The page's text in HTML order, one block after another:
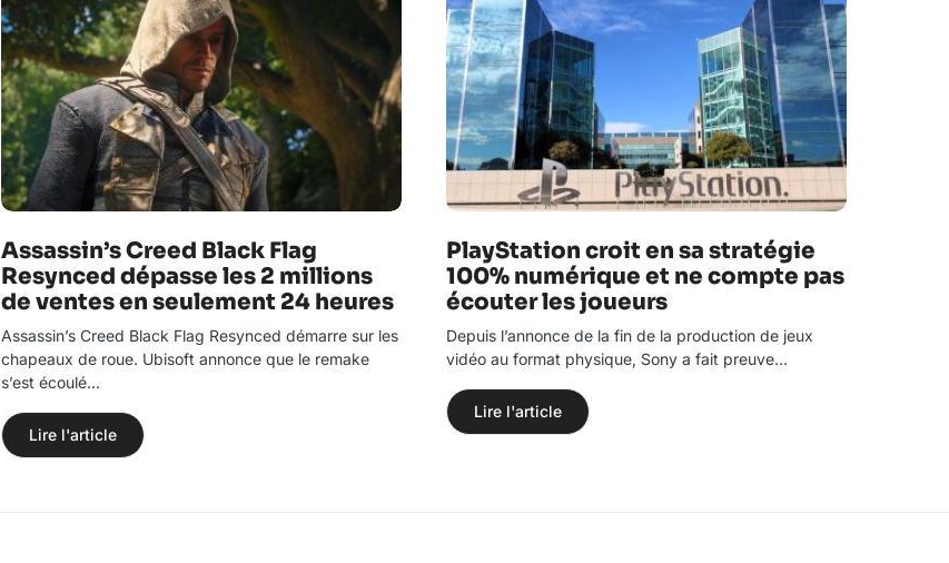
Assassin’s Creed Black Flag
Resynced dépasse les 2 millions
de ventes en seulement 24 heures
Assassin’s Creed Black Flag Resynced démarre sur les
chapeaux de roue. Ubisoft annonce que le remake
s’est écoulé…
Lire l'article
PlayStation croit en sa stratégie
100% numérique et ne compte pas
écouter les joueurs
Depuis l’annonce de la fin de la production de jeux
vidéo au format physique, Sony a fait preuve…
Lire l'article